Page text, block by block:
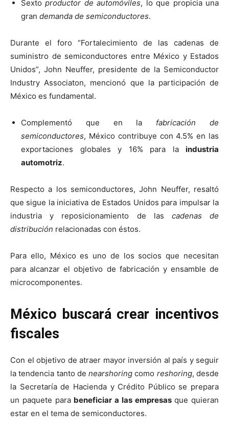
Sextoproductor de automóviles, lo que propicia una
gran demanda de semiconductores.
Durante el foro “Fortalecimiento de las cadenas de
suministro de semiconductores entre México y Estados
Unidos”, John Neuffer, presidente de la Semiconductor
Industry Associaton, mencionó que la participación de
México es fundamental.
Complementó que en la fabricación de
semiconductores, México contribuye con 4.5% en las
exportaciones globales y 16% para la industria
automotriz.
Respecto a los semiconductores, John Neuffer, resaltó
que sigue la iniciativa de Estados Unidos para impulsar la
industria y reposicionamiento de las cadenas de
distribución relacionadas con éstos.
Para ello, México es uno de los socios que necesitan
para alcanzar el objetivo de fabricación y ensamble de
microcomponentes.
México buscará crear incentivos
fiscales
Con el objetivo de atraer mayor inversión al país y seguir
la tendencia tanto denearshoring como reshoring, desde
la Secretaría de Hacienda y Crédito Público se prepara
un paquete para beneficiar a las empresasque quieran
estar en el tema de semiconductores.